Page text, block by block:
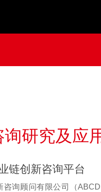
研究及应
链创新咨询平台
咨询顾问有限公司（